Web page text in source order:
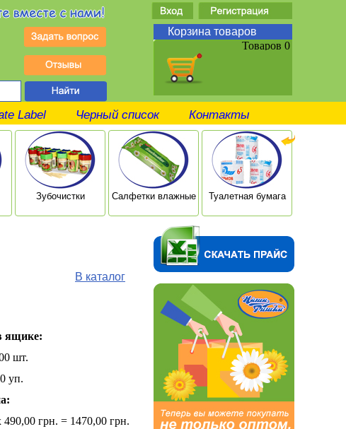
Label Черный список Контакты
Зубочистки Салфетки влажные Туалетная бумага
Корзина товаров
Товаров 0
В каталог
ящике:
шт.
уп.
490,00 грн. = 1470,00 грн.